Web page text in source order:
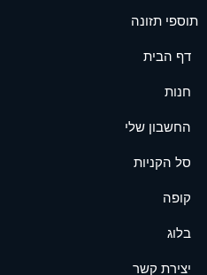
תוספי תזונה
דף הבית
חנות
החשבון שלי
סל הקניות
קופה
בלוג
יצירת קשר